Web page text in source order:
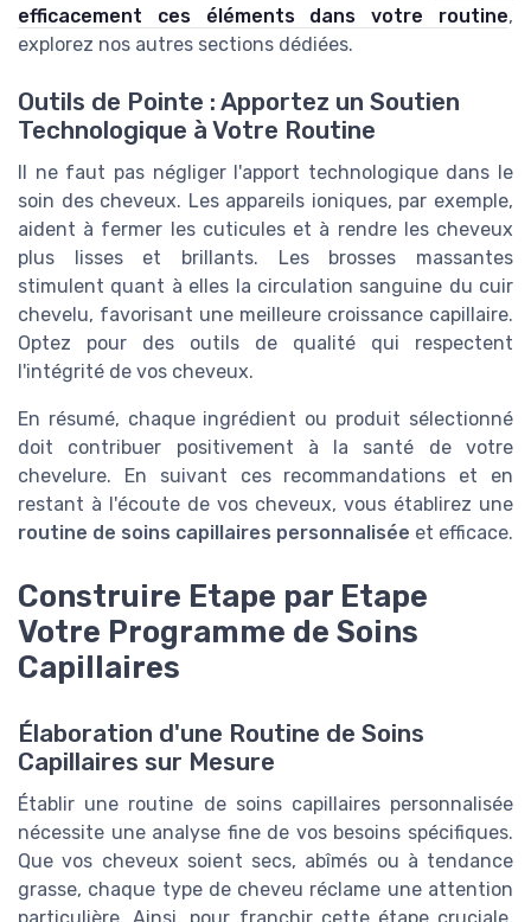
efficacement ces éléments dans votre routine,
explorez nos autres sections dédiées.
Outils de Pointe : Apportez un Soutien
Technologique à Votre Routine
Il ne faut pas négliger l'apport technologique dans le
soin des cheveux. Les appareils ioniques, par exemple,
aident à fermer les cuticules et à rendre les cheveux
plus lisses et brillants. Les brosses massantes
stimulent quant à elles la circulation sanguine du cuir
chevelu, favorisant une meilleure croissance capillaire.
Optez pour des outils de qualité qui respectent
l'intégrité de vos cheveux.
En résumé, chaque ingrédient ou produit sélectionné
doit contribuer positivement à la santé de votre
chevelure. En suivant ces recommandations et en
restant à l'écoute de vos cheveux, vous établirez une
routine de soins capillaires personnalisée et efficace.
Construire Etape par Etape
Votre Programme de Soins
Capillaires
Élaboration d'une Routine de Soins
Capillaires sur Mesure
Établir une routine de soins capillaires personnalisée
nécessite une analyse fine de vos besoins spécifiques.
Que vos cheveux soient secs, abîmés ou à tendance
grasse, chaque type de cheveu réclame une attention